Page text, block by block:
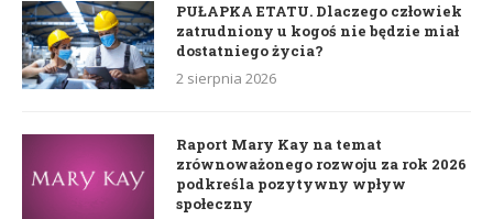
PUŁAPKA ETATU. Dlaczego człowiek
zatrudniony u kogoś nie będzie miał
dostatniego życia?
2 sierpnia 2026
Raport Mary Kay na temat
zrównoważonego rozwoju za rok 2026
podkreśla pozytywny wpływ
społeczny